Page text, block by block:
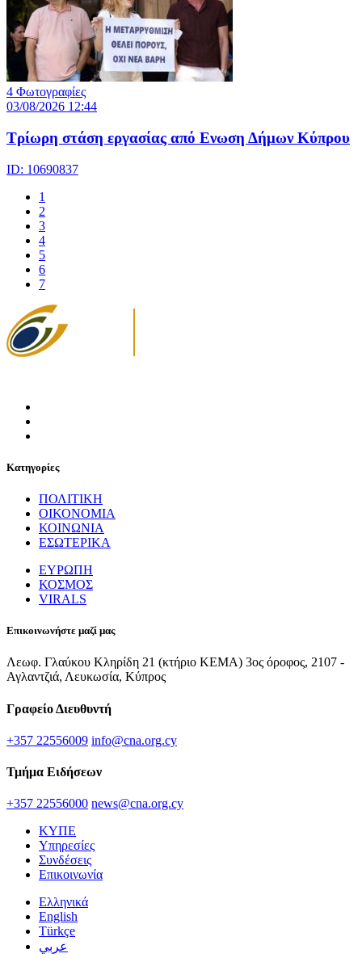
4 Φωτογραφίες
03/08/2026 12:44
Τρίωρη στάση εργασίας από Ενωση Δήμων Κύπρου
ID: 10690837
1
2
3
4
5
6
7
Κατηγορίες
ΠΟΛΙΤΙΚΗ
ΟΙΚΟΝΟΜΙΑ
ΚΟΙΝΩΝΙΑ
ΕΣΩΤΕΡΙΚΑ
ΕΥΡΩΠΗ
ΚΟΣΜΟΣ
VIRALS
Επικοινωνήστε μαζί μας
Λεωφ. Γλαύκου Κληρίδη 21 (κτήριο ΚΕΜΑ) 3ος όροφος, 2107 -
Αγλαντζιά, Λευκωσία, Κύπρος
Γραφείο Διευθυντή
+357 22556009 info@cna.org.cy
Τμήμα Ειδήσεων
+357 22556000 news@cna.org.cy
ΚΥΠΕ
Υπηρεσίες
Συνδέσεις
Επικοινωνία
Ελληνικά
English
Türkçe
عربي